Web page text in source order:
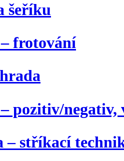
šeříku
frotování
pozitiv/negativ,
– stříkací